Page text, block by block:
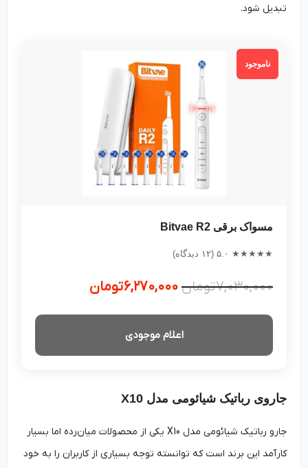
تبدیل شود.
ناموجود
مسواک برقی Bitvae R2
★★★★★ ۵.۰ (۱۲ دیدگاه)
۷,۰۳۰,۰۰۰تومان۶,۲۷۰,۰۰۰تومان
اعلام موجودی
جاروی رباتیک شیائومی مدل X10
جارو رباتیک شیائومی مدل X10 یکی از محصولات میان‌رده اما بسیار
کارآمد این برند است که توانسته توجه بسیاری از کاربران را به خود